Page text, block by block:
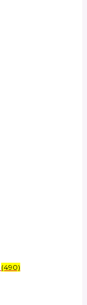
(490)